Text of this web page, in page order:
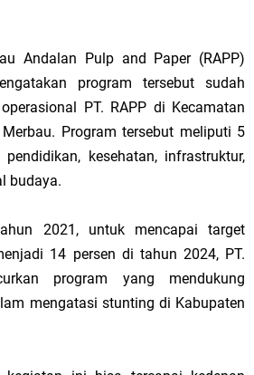
Andalan Pulp and Paper (RAPP)
program tersebut sudah
PT. RAPP di Kecamatan
Program tersebut meliputi 5
kesehatan, infrastruktur,
budaya.
2021, untuk mencapai target
14 persen di tahun 2024, PT.
program yang mendukung
mengatasi stunting di Kabupaten